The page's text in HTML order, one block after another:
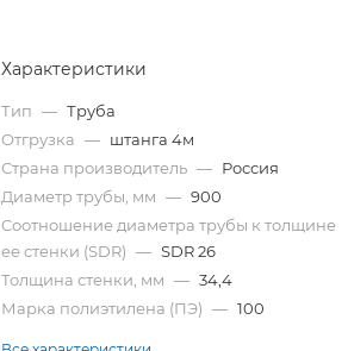
Характеристики
Тип — Труба
Отгрузка — штанга 4м
Страна производитель — Россия
Диаметр трубы, мм — 900
Cоотношение диаметра трубы к толщине
ее стенки (SDR) — SDR 26
Толщина стенки, мм — 34,4
Марка полиэтилена (ПЭ) — 100